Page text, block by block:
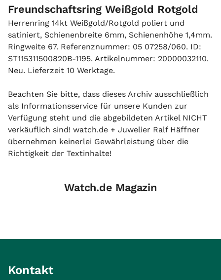
Freundschaftsring Weißgold Rotgold
Herrenring 14kt Weißgold/Rotgold poliert und
satiniert, Schienenbreite 6mm, Schienenhöhe 1,4mm.
Ringweite 67. Referenznummer: 05 07258/060. ID:
ST115311500820B-1195. Artikelnummer: 20000032110.
Neu. Lieferzeit 10 Werktage.
Beachten Sie bitte, dass dieses Archiv ausschließlich
als Informationsservice für unsere Kunden zur
Verfügung steht und die abgebildeten Artikel NICHT
verkäuflich sind! watch.de + Juwelier Ralf Häffner
übernehmen keinerlei Gewährleistung über die
Richtigkeit der Textinhalte!
Watch.de Magazin
Kontakt